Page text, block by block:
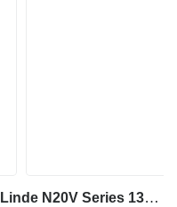
866065 unidad de control para Linde N20V Series 132 preparador de pedidos